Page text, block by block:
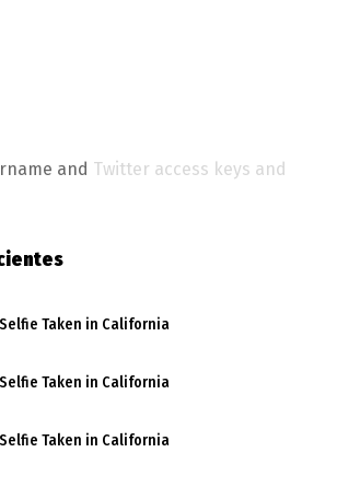
and Twitter access keys and
Taken in California
Taken in California
Taken in California